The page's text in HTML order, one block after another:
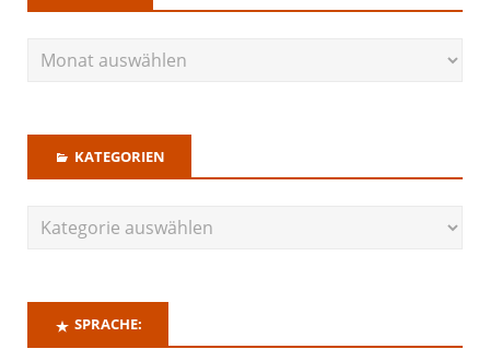
KATEGORIEN
SPRACHE: